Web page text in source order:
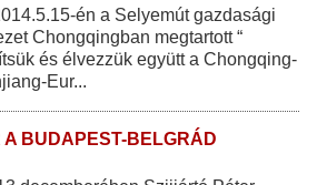
én a Selyemút gazdasági
Chongqingban megtartott “
és élvezzük együtt a Chongqing-
Eur...
BUDAPEST-BELGRÁD